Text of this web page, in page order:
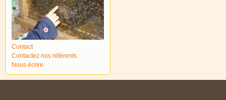
Contact
Contactez nos référents
Nous écrire